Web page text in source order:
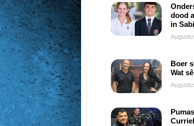
dood
in
Boer
Wat